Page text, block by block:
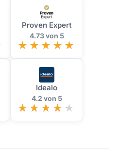
Proven Expert
4.73 von 5
Idealo
4.2 von 5